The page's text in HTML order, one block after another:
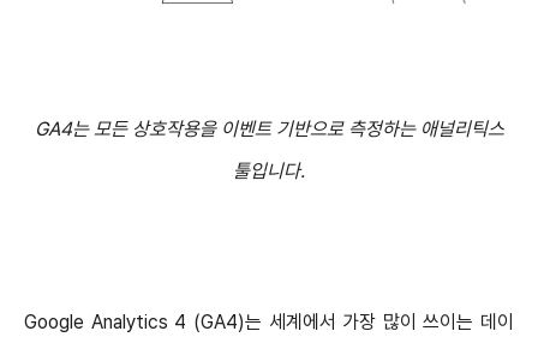
GA4는 모든 상호작용을 이벤트 기반으로 측정하는 애널리틱스
툴입니다.
Google Analytics 4 (GA4)는 세계에서 가장 많이 쓰이는 데이